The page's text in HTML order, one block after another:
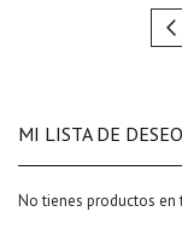
MI LISTA DE
No tienes productos en